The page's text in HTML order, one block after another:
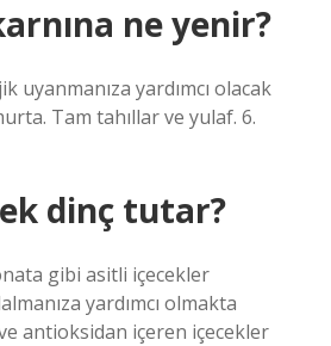
ne yenir?
uyanmanıza yardımcı olacak
Tam tahıllar ve yulaf. 6.
dinç tutar?
gibi asitli içecekler
yardımcı olmakta
antioksidan içeren içecekler